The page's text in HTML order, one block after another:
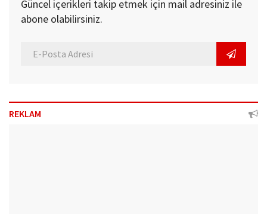
Güncel içerikleri takip etmek için mail adresiniz ile
abone olabilirsiniz.
REKLAM